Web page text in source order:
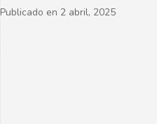
Publicado en 2 abril, 2025